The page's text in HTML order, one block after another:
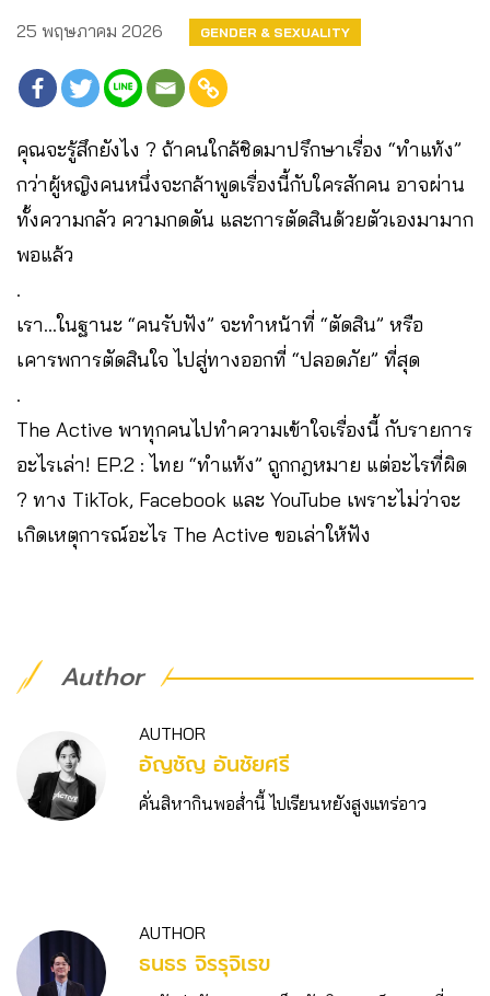
25 พฤษภาคม 2026 GENDER & SEXUALITY
คุณจะรู้สึกยังไง ? ถ้าคนใกล้ชิดมาปรึกษาเรื่อง “ทำแท้ง”
กว่าผู้หญิงคนหนึ่งจะกล้าพูดเรื่องนี้กับใครสักคน อาจผ่าน
ทั้งความกลัว ความกดดัน และการตัดสินด้วยตัวเองมามาก
พอแล้ว
.
เรา…ในฐานะ “คนรับฟัง” จะทำหน้าที่ “ตัดสิน” หรือ
เคารพการตัดสินใจ ไปสู่ทางออกที่ “ปลอดภัย” ที่สุด
.
The Active พาทุกคนไปทำความเข้าใจเรื่องนี้ กับรายการ
อะไรเล่า! EP.2 : ไทย “ทำแท้ง” ถูกกฎหมาย แต่อะไรที่ผิด
? ทาง TikTok, Facebook และ YouTube เพราะไม่ว่าจะ
เกิดเหตุการณ์อะไร The Active ขอเล่าให้ฟัง
Author
AUTHOR
อัญชัญ อันชัยศรี
คั่นสิหากินพอส่ำนี้ ไปเรียนหยังสูงแทร่อาว
AUTHOR
ธนธร จิรรุจิเรข